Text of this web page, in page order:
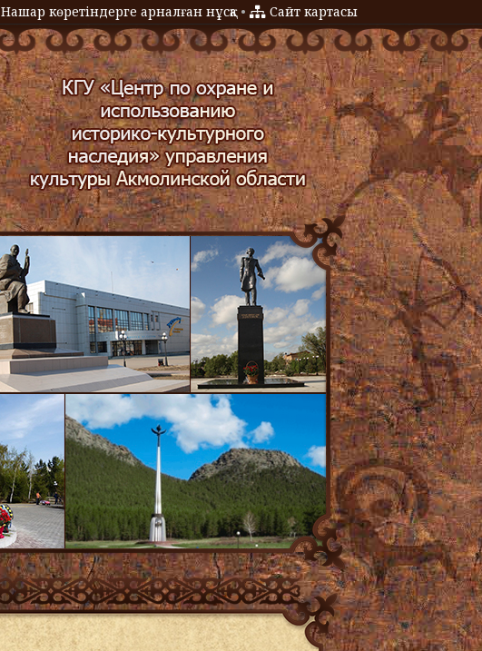
Нашар көретіндерге арналған нұсқа• Сайт картасы